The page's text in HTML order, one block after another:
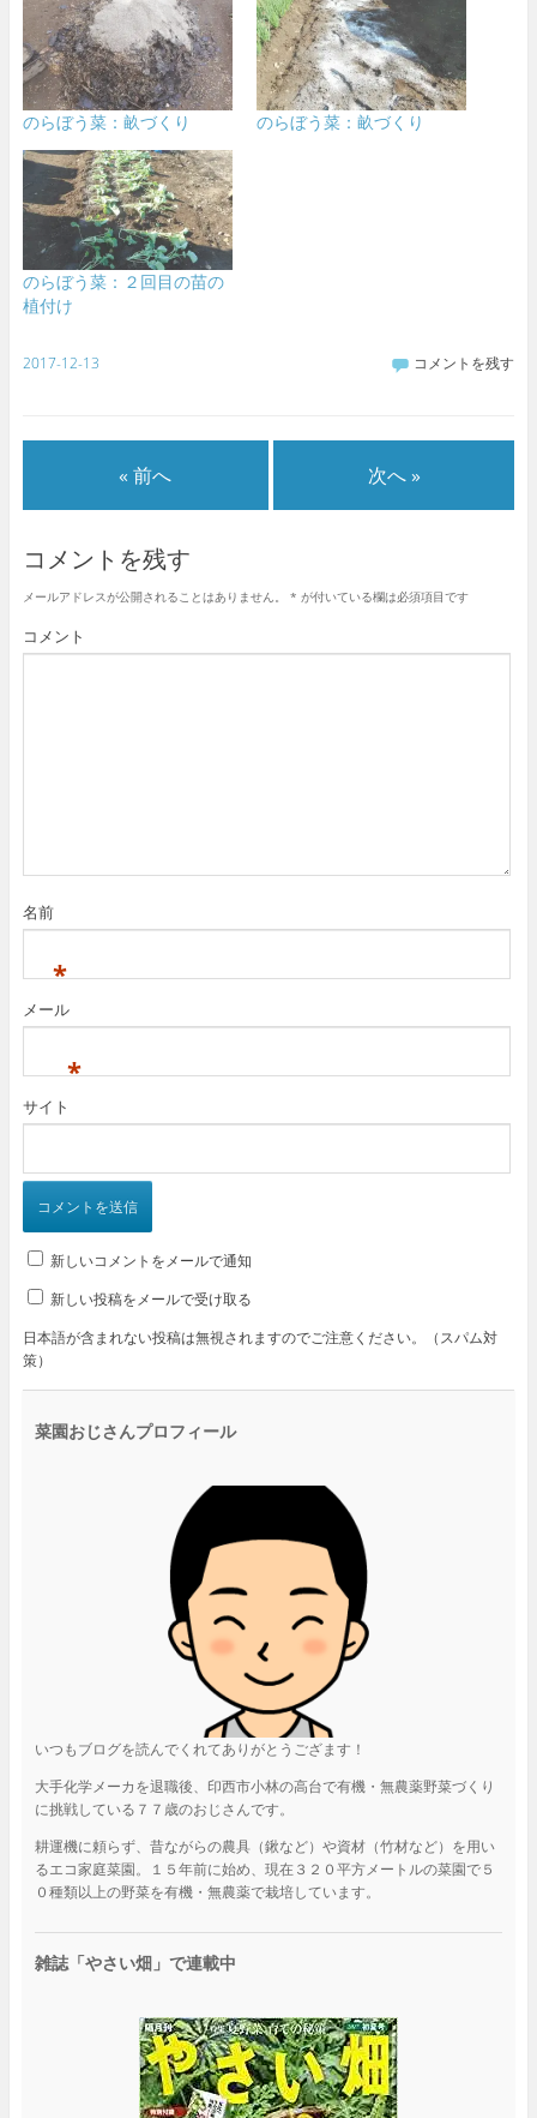
のらぼう菜：畝づくり のらぼう菜：畝づくり
のらぼう菜：２回目の苗の
植付け
2017-12-13 コメントを残す
« 前へ 次へ »
コメントを残す
メールアドレスが公開されることはありません。 * が付いている欄は必須項目です
コメント
名前
*
メール
*
サイト
新しいコメントをメールで通知
新しい投稿をメールで受け取る
日本語が含まれない投稿は無視されますのでご注意ください。（スパム対
策）
菜園おじさんプロフィール
いつもブログを読んでくれてありがとうござます！
大手化学メーカを退職後、印西市小林の高台で有機・無農薬野菜づくり
に挑戦している７７歳のおじさんです。
耕運機に頼らず、昔ながらの農具（鍬など）や資材（竹材など）を用い
るエコ家庭菜園。１５年前に始め、現在３２０平方メートルの菜園で５
０種類以上の野菜を有機・無農薬で栽培しています。
雑誌「やさい畑」で連載中